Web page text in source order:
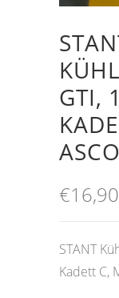
GTI,
€16,90
STANT
Kadett C,